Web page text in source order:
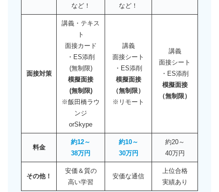
など！
など！
面接対策
講義・テキス
ト
面接カード
・ES添削
(無制限)
模擬面接
(無制限)
※飯田橋ラウ
ンジ
orSkype
講義
面接シート
・ES添削
模擬面接
（無制限）
※リモート
講義
面接シート
・ES添削
模擬面接
（無制限）
料金
約12～
38万円
約10～
30万円
約20～
40万円
その他！
安価＆質の
高い学習
安価な通信
上位合格
実績あり